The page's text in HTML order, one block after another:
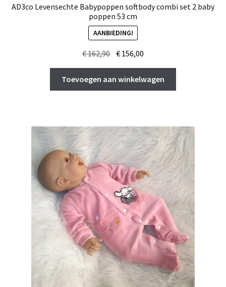
AD3co Levensechte Babypoppen softbody combi set 2 baby
poppen 53 cm
AANBIEDING!
€162,90 Oorspronkelijke
prijs
was:
€ 162,90.
€ 156,00
prijs
is:
€ 156,00.
Toevoegen aan winkelwagen